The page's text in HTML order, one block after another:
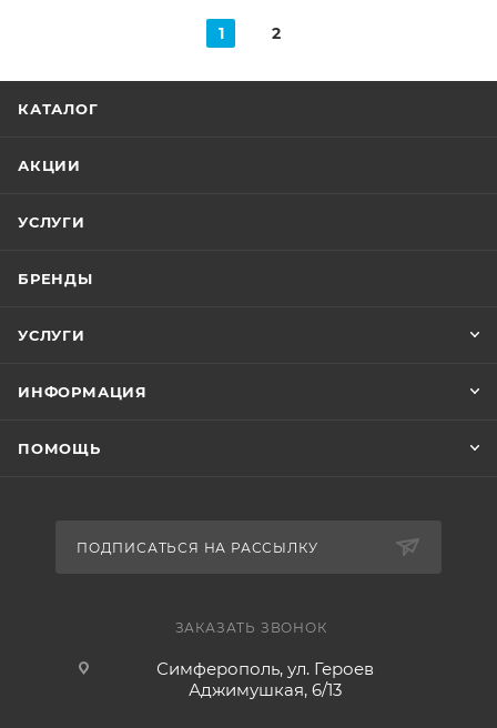
1 2
КАТАЛОГ
АКЦИИ
УСЛУГИ
БРЕНДЫ
УСЛУГИ
ИНФОРМАЦИЯ
ПОМОЩЬ
ПОДПИСАТЬСЯ НА РАССЫЛКУ
ЗАКАЗАТЬ ЗВОНОК
Симферополь, ул. Героев
Аджимушкая, 6/13